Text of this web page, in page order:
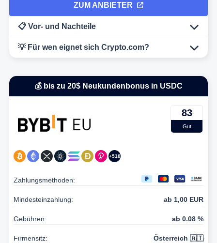
ZUM ANBIETER
📋 Vor- und Nachteile
💡 Für wen eignet sich Crypto.com?
💰 bis zu 20$ Neukundenbonus in USDC
83
Gut
+518
Zahlungsmethoden:
Mindesteinzahlung: ab 1,00 EUR
Gebühren: ab 0.08 %
Firmensitz: Österreich 🇦🇹